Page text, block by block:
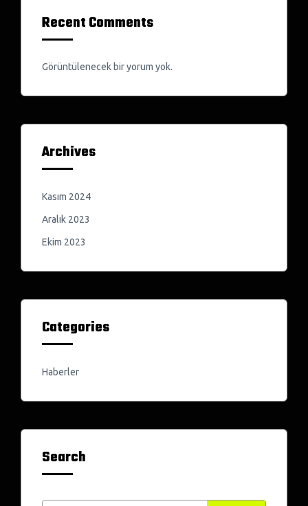
Recent Comments
Görüntülenecek bir yorum yok.
Archives
Kasım 2024
Aralık 2023
Ekim 2023
Categories
Haberler
Search